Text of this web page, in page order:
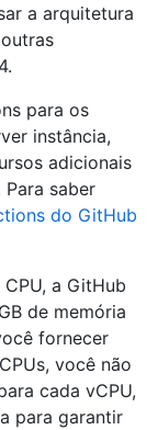
a arquitetura
para os
instância,
adicionais
saber
do GitHub
a GitHub
de memória
fornecer
você não
cada vCPU,
para garantir